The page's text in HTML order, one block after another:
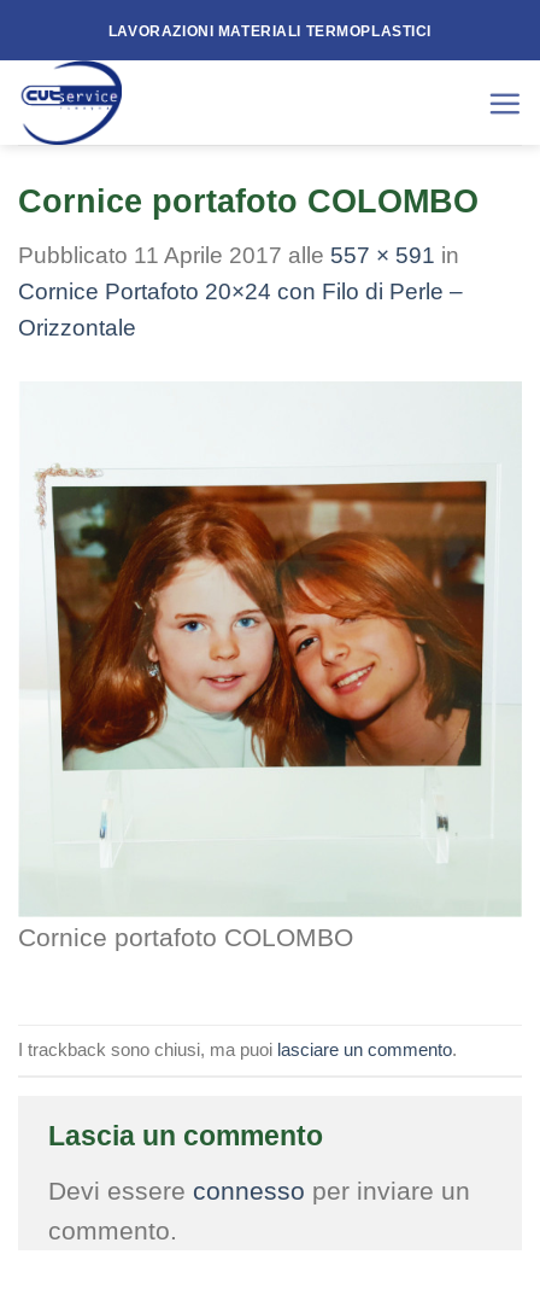
content
LAVORAZIONI MATERIALI TERMOPLASTICI
Cornice portafoto COLOMBO
Pubblicato 11 Aprile 2017 alle 557 × 591 in
Cornice Portafoto 20×24 con Filo di Perle –
Orizzontale
Cornice portafoto COLOMBO
I trackback sono chiusi, ma puoi lasciare un commento.
Lascia un commento
Devi essere connesso per inviare un
commento.